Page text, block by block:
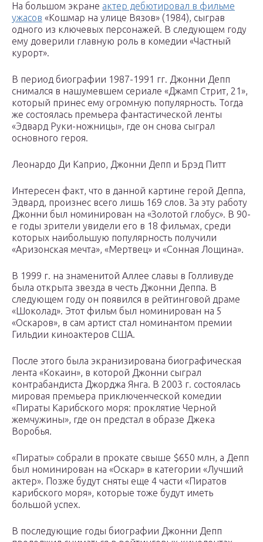
На большом экране актер дебютировал в фильме
ужасов «Кошмар на улице Вязов» (1984), сыграв
одного из ключевых персонажей. В следующем году
ему доверили главную роль в комедии «Частный
курорт».
В период биографии 1987-1991 гг. Джонни Депп
снимался в нашумевшем сериале «Джамп Стрит, 21»,
который принес ему огромную популярность. Тогда
же состоялась премьера фантастической ленты
«Эдвард Руки-ножницы», где он снова сыграл
основного героя.
Леонардо Ди Каприо, Джонни Депп и Брэд Питт
Интересен факт, что в данной картине герой Деппа,
Эдвард, произнес всего лишь 169 слов. За эту работу
Джонни был номинирован на «Золотой глобус». В 90-
е годы зрители увидели его в 18 фильмах, среди
которых наибольшую популярность получили
«Аризонская мечта», «Мертвец» и «Сонная Лощина».
В 1999 г. на знаменитой Аллее славы в Голливуде
была открыта звезда в честь Джонни Деппа. В
следующем году он появился в рейтинговой драме
«Шоколад». Этот фильм был номинирован на 5
«Оскаров», в сам артист стал номинантом премии
Гильдии киноактеров США.
После этого была экранизирована биографическая
лента «Кокаин», в которой Джонни сыграл
контрабандиста Джорджа Янга. В 2003 г. состоялась
мировая премьера приключенческой комедии
«Пираты Карибского моря: проклятие Черной
жемчужины», где он предстал в образе Джека
Воробья.
«Пираты» собрали в прокате свыше $650 млн, а Депп
был номинирован на «Оскар» в категории «Лучший
актер». Позже будут сняты еще 4 части «Пиратов
карибского моря», которые тоже будут иметь
большой успех.
В последующие годы биографии Джонни Депп